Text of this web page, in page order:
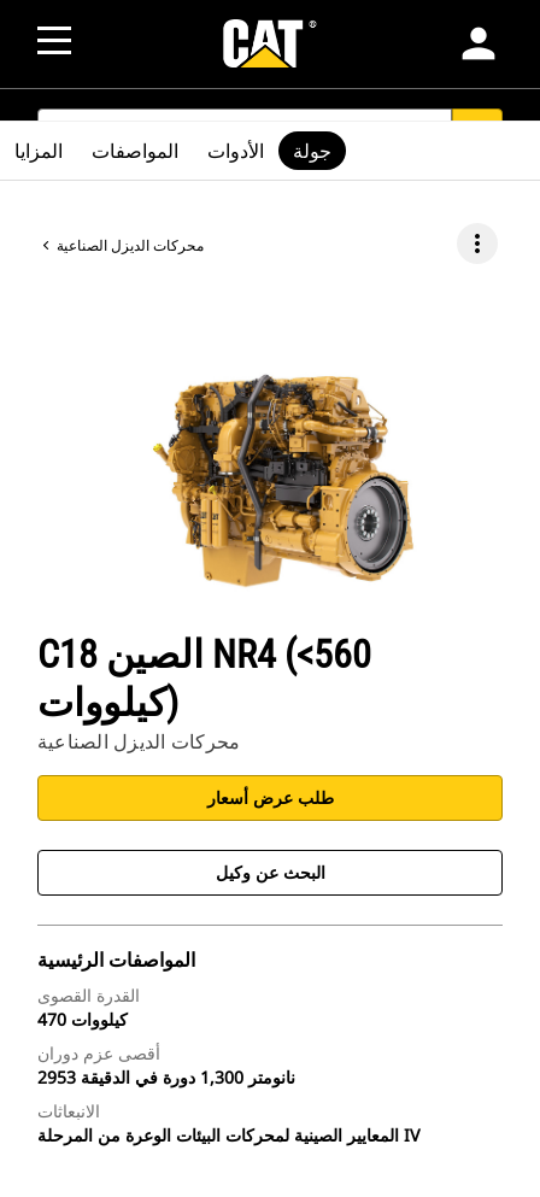
person
SEARCH
محركات الديزل الصناعية more_vert
C18 الصين NR4 (<560
كيلووات)
محركات الديزل الصناعية
طلب عرض أسعار
البحث عن وكيل
المواصفات الرئيسية
القدرة القصوى
470 كيلووات
أقصى عزم دوران
2953 نانومتر 1,300 دورة في الدقيقة
الانبعاثات
المعايير الصينية لمحركات البيئات الوعرة من المرحلة IV
المزايا المواصفات الأدوات جولة